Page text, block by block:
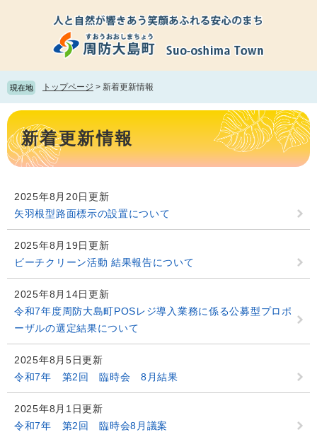
頭
で
す。
飛
ば
て
本
文
現在地 トップページ > 新着更新情報
本
文 新着更新情報
2025年8月20日更新
矢羽根型路面標示の設置について
2025年8月19日更新
ビーチクリーン活動 結果報告について
2025年8月14日更新
令和7年度周防大島町POSレジ導入業務に係る公募型プロポ
ーザルの選定結果について
2025年8月5日更新
令和7年 第2回 臨時会 8月結果
2025年8月1日更新
令和7年 第2回 臨時会8月議案